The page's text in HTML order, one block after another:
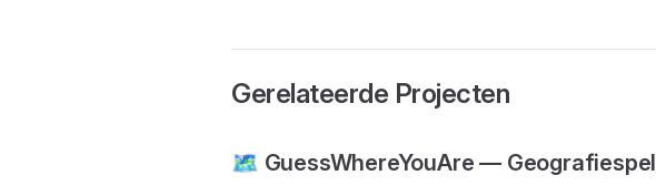
Gerelateerde Projecten
🗺️ GuessWhereYouAre — Geografiespel